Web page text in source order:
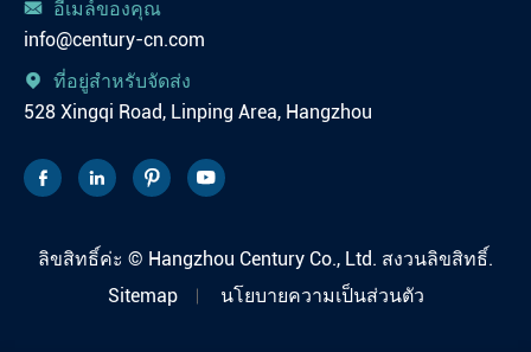

อีเมล์ของคุณ
info@century-cn.com

ที่อยู่สำหรับจัดส่ง
528 Xingqi Road, Linping Area, Hangzhou
   
ลิขสิทธิ์ค่ะ © Hangzhou Century Co., Ltd. สงวนลิขสิทธิ์.
Sitemap
นโยบายความเป็นส่วนตัว